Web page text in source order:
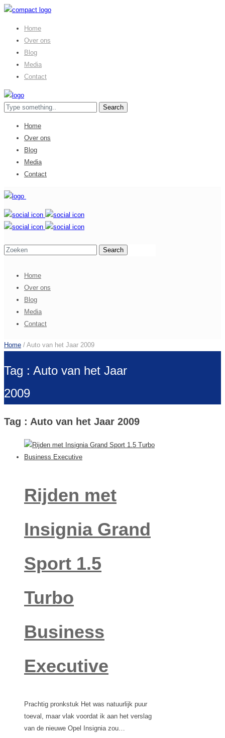
Home
Over ons
Blog
Media
Contact
Home
Over ons
Blog
Media
Contact
Home
Over ons
Blog
Media
Contact
Home / Auto van het Jaar 2009
Tag : Auto van het Jaar
2009
Tag : Auto van het Jaar 2009
Rijden met
Insignia Grand
Sport 1.5
Turbo
Business
Executive
Prachtig pronkstuk Het was natuurlijk puur
toeval, maar vlak voordat ik aan het verslag
van de nieuwe Opel Insignia zou…